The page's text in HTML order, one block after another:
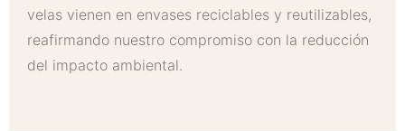
velas vienen en envases reciclables y reutilizables,
reafirmando nuestro compromiso con la reducción
del impacto ambiental.